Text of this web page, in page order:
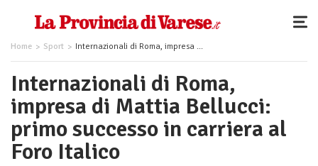
Home Sport Internazionali di Roma, impresa di Mattia Bellucci: primo successo in carriera al Foro Italico
Internazionali di Roma,
impresa di Mattia Bellucci:
primo successo in carriera al
Foro Italico